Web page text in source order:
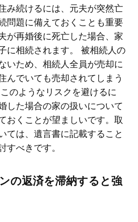
み続けるには、元夫が突然亡
問題に備えておくことも重要
が再婚後に死亡した場合、家
に相続されます。 被相続人の
いため、相続人全員が売却に
んでいても売却されてしまう
のようなリスクを避けるに
した場合の家の扱いについて
おくことが望ましいです。取
ては、遺言書に記載すること
すべきです。
の返済を滞納すると強